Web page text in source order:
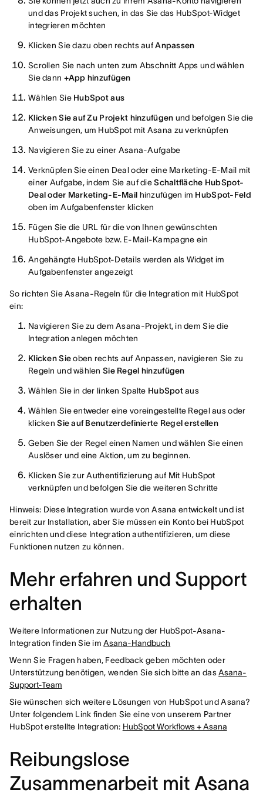
und das Projekt suchen, in das Sie das HubSpot-Widget
integrieren möchten
Klicken Sie dazu oben rechts aufAnpassen
Scrollen Sie nach unten zum Abschnitt Apps und wählen
Sie dann +App hinzufügen
Wählen Sie HubSpot aus
Klicken Sie auf Zu Projekt hinzufügen und befolgen Sie die
Anweisungen, um HubSpot mit Asana zu verknüpfen
Navigieren Sie zu einer Asana-Aufgabe
Verknüpfen Sie einen Deal oder eine Marketing-E-Mail mit
einer Aufgabe, indem Sie auf dieSchaltfläche HubSpot-
Deal oder Marketing-E-Mail hinzufügen im HubSpot-Feld
oben im Aufgabenfenster klicken
Fügen Sie die URL für die von Ihnen gewünschten
HubSpot-Angebote bzw. E-Mail-Kampagne ein
Angehängte HubSpot-Details werden als Widget im
Aufgabenfenster angezeigt
So richten Sie Asana-Regeln für die Integration mit HubSpot
ein:
Navigieren Sie zu dem Asana-Projekt, in dem Sie die
Integration anlegen möchten
Klicken Sieoben rechts auf Anpassen, navigieren Sie zu
Regeln und wählenSie Regel hinzufügen
Wählen Sie in der linken Spalte HubSpotaus
Wählen Sie entweder eine voreingestellte Regel aus oder
klickenSie auf Benutzerdefinierte Regel erstellen
Geben Sie der Regel einen Namen und wählen Sie einen
Auslöser und eine Aktion, um zu beginnen.
Klicken Sie zur Authentifizierung auf Mit HubSpot
verknüpfen und befolgen Sie die weiteren Schritte
Hinweis: Diese Integration wurde von Asana entwickelt und ist
bereit zur Installation, aber Sie müssen ein Konto bei HubSpot
einrichten und diese Integration authentifizieren, um diese
Funktionen nutzen zu können.
Mehr erfahren und Support
erhalten
Weitere Informationen zur Nutzung der HubSpot-Asana-
Integration finden Sie imAsana-Handbuch
Wenn Sie Fragen haben, Feedback geben möchten oder
Unterstützung benötigen, wenden Sie sich bitte an dasAsana-
Support-Team
Sie wünschen sich weitere Lösungen von HubSpot und Asana?
Unter folgendem Link finden Sie eine von unserem Partner
HubSpot erstellte Integration: HubSpot Workflows + Asana
Reibungslose
Zusammenarbeit mit Asana